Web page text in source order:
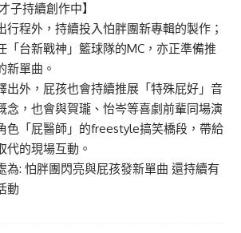
子持續創作中】
行程外，持續投入怕胖團新專輯的製作；
「台新戰神」籃球隊的MC，亦正準備推
新單曲。
出外，屁孩也會持續推展「特殊屁好」音
念，也會與賀瓏、怡岑等喜劇前輩同場演
色「屁醫師」的freestyle搞笑橋段，帶給
代的現場互動。
為: 怕胖團閃亮與屁孩發新單曲 還持續有
動